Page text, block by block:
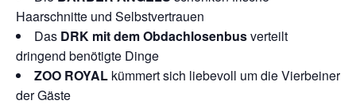
Haarschnitte und Selbstvertrauen
Das DRK mit dem Obdachlosenbusverteilt
dringend benötigte Dinge
ZOO ROYAL kümmert sich liebevoll um die Vierbeiner
der Gäste